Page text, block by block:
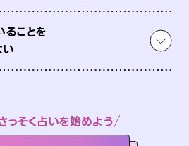
ことを
っそく占いを始めよう